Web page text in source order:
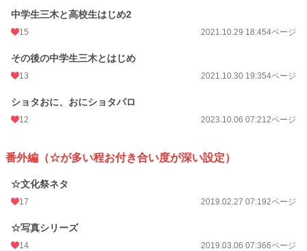
中学生三木と高校生はじめ2
15 2021.10.29 18:454ページ
その後の中学生三木とはじめ
13 2021.10.30 19:354ページ
ショタおに、おにショタパロ
12 2023.10.06 07:212ページ
番外編（☆が多い程お付き合い度が深い設定）
☆文化祭ネタ
17 2019.02.27 07:192ページ
☆写真シリーズ
14 2019.03.06 07:366ページ